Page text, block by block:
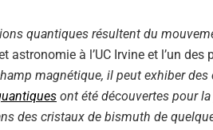
quantiques résultent du
astronomie à l’UC Irvine et l’un des
magnétique, il peut exhiber
ont été découvertes pour
des cristaux de bismuth de